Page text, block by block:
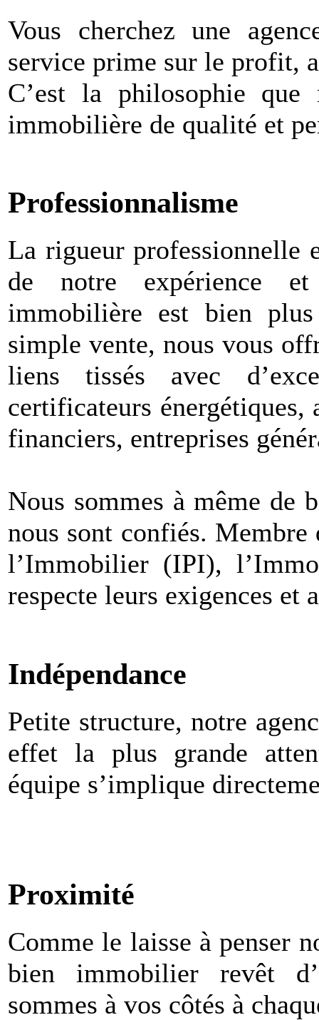
Vous cherchez une
service prime sur le profit,
C’est la philosophie
immobilière de qualité et
Professionnalisme
La rigueur professionnelle
de notre expérience et
immobilière est bien
simple vente, nous vous
liens tissés avec
certificateurs énergétiques,
financiers, entreprises
Nous sommes à même de
nous sont confiés. Membre
l’Immobilier (IPI),
respecte leurs exigences et
Indépendance
Petite structure, notre
effet la plus grande
équipe s’implique
Proximité
Comme le laisse à penser
bien immobilier revêt
sommes à vos côtés à